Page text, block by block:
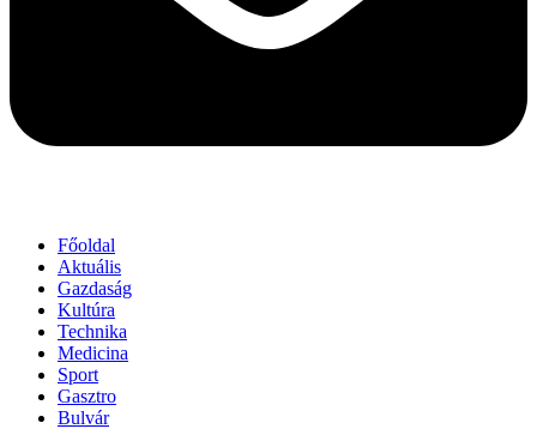
Főoldal
Aktuális
Gazdaság
Kultúra
Technika
Medicina
Sport
Gasztro
Bulvár